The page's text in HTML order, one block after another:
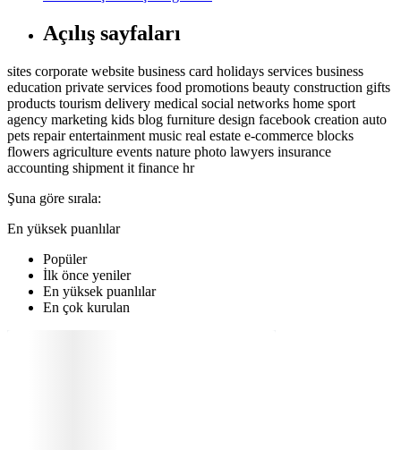
Açılış sayfaları
sites corporate website business card holidays services business
education private services food promotions beauty construction gifts
products tourism delivery medical social networks home sport
agency marketing kids blog furniture design facebook creation auto
pets repair entertainment music real estate e-commerce blocks
flowers agriculture events nature photo lawyers insurance
accounting shipment it finance hr
Şuna göre sırala:
En yüksek puanlılar
Popüler
İlk önce yeniler
En yüksek puanlılar
En çok kurulan